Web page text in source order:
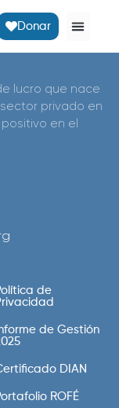
Donar
lucro que nace
privado en
en el
de
de Gestión
DIAN
ROFÉ